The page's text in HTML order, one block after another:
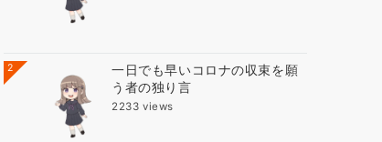
2
一日でも早いコロナの収束を願
う者の独り言
2233 views